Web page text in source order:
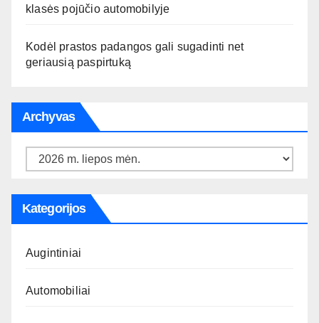
klasės pojūčio automobilyje
Kodėl prastos padangos gali sugadinti net
geriausią paspirtuką
Archyvas
Archyvas
Kategorijos
Augintiniai
Automobiliai